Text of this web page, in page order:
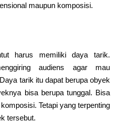
maupun komposisi.
harus memiliki daya tarik.
audiens agar mau
tarik itu dapat berupa obyek
bisa berupa tunggal. Bisa
Tetapi yang terpenting
tersebut.